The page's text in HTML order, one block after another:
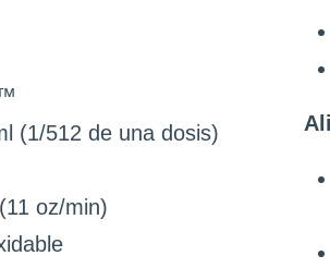
(1/512 de una dosis)
oz/min)